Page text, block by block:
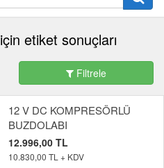
etiket sonuçları
Filtrele
12 V DC KOMPRESÖRLÜ
BUZDOLABI
12.996,00 TL
10.830,00 TL + KDV